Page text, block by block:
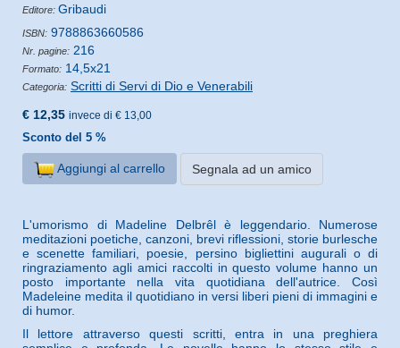
Editore: Gribaudi
ISBN: 9788863660586
Nr. pagine: 216
Formato: 14,5x21
Categoria: Scritti di Servi di Dio e Venerabili
€ 12,35 invece di € 13,00
Sconto del 5 %
Aggiungi al carrello Segnala ad un amico
L'umorismo di Madeline Delbrêl è leggendario. Numerose
meditazioni poetiche, canzoni, brevi riflessioni, storie burlesche
e scenette familiari, poesie, persino bigliettini augurali o di
ringraziamento agli amici raccolti in questo volume hanno un
posto importante nella vita quotidiana dell'autrice. Così
Madeleine medita il quotidiano in versi liberi pieni di immagini e
di humor.
Il lettore attraverso questi scritti, entra in una preghiera